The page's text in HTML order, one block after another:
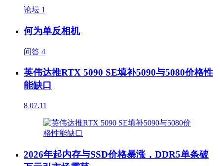
论坛 1
何为单反相机
问答 4
英伟达推RTX 5090 SE填补5090与5080价格性
能缺口
8 07.11
2026年起内存与SSD价格暴涨，DDR5单条破